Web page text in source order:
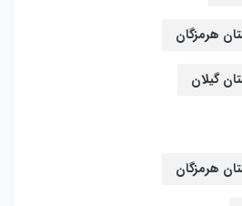
هرمزگان
گیلان
هرمزگان